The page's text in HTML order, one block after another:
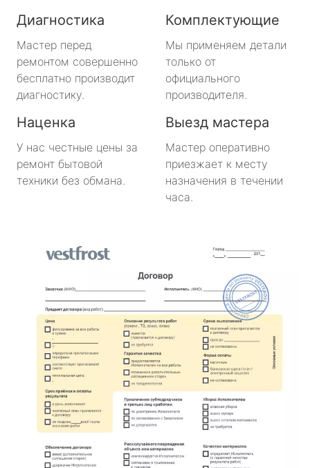
Диагностика
Мастер перед
ремонтом совершенно
бесплатно производит
диагностику.
Комплектующие
Мы применяем детали
только от
официального
производителя.
Наценка
У нас честные цены за
ремонт бытовой
техники без обмана.
Выезд мастера
Мастер оперативно
приезжает к месту
назначения в течении
часа.